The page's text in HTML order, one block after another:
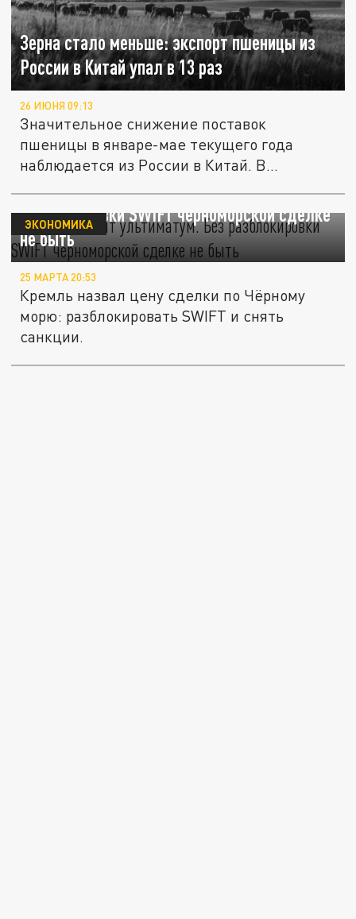
Зерна стало меньше: экспорт пшеницы из
России в Китай упал в 13 раз
26 ИЮНЯ 09:13
Значительное снижение поставок
пшеницы в январе-мае текущего года
наблюдается из России в Китай. В
Москва ставит ультиматум. Без
разблокировки SWIFT черноморской сделке
не быть
ЭКОНОМИКА
25 МАРТА 20:53
Кремль назвал цену сделки по Чёрному
морю: разблокировать SWIFT и снять
санкции.